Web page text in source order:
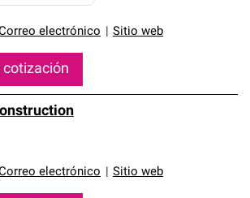
electrónico Sitio web
cotización
electrónico Sitio web